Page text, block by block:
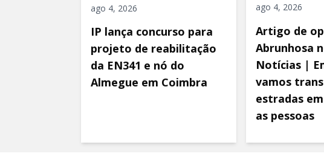
ago 4, 2026
IP lança concurso para
projeto de reabilitação
da EN341 e nó do
Almegue em Coimbra
ago 4, 2026
Artigo de
Abrunhosa
Notícias |
vamos
estradas
as pessoas